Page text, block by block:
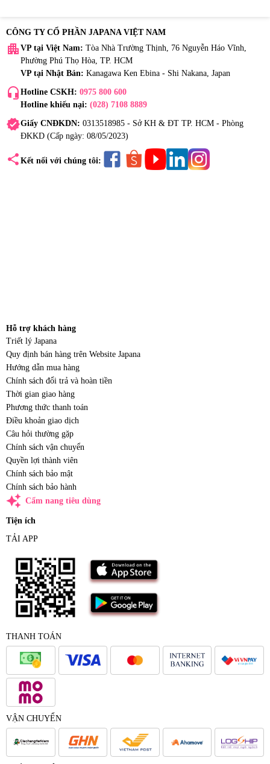
CÔNG TY CỔ PHẦN JAPANA VIỆT NAM
apartment VP tại Việt Nam: Tòa Nhà Trường Thịnh, 76 Nguyễn Háo Vĩnh,
Phường Phú Thọ Hòa, TP. HCM
VP tại Nhật Bản: Kanagawa Ken Ebina - Shi Nakana, Japan
headset_mic Hotline CSKH: 0975 800 600
Hotline khiếu nại: (028) 7108 8889
verifiedGiấy CNĐKDN: 0313518985 - Sở KH & ĐT TP. HCM - Phòng
ĐKKD (Cấp ngày: 08/05/2023)
share Kết nối với chúng tôi:
Hỗ trợ khách hàng
Triết lý Japana
Quy định bán hàng trên Website Japana
Hướng dẫn mua hàng
Chính sách đổi trả và hoàn tiền
Thời gian giao hàng
Phương thức thanh toán
Điều khoản giao dịch
Câu hỏi thường gặp
Chính sách vận chuyển
Quyền lợi thành viên
Chính sách bảo mật
Chính sách bảo hành
auto_awesome Cẩm nang tiêu dùng
Tiện ích
TẢI APP
THANH TOÁN
VẬN CHUYỂN